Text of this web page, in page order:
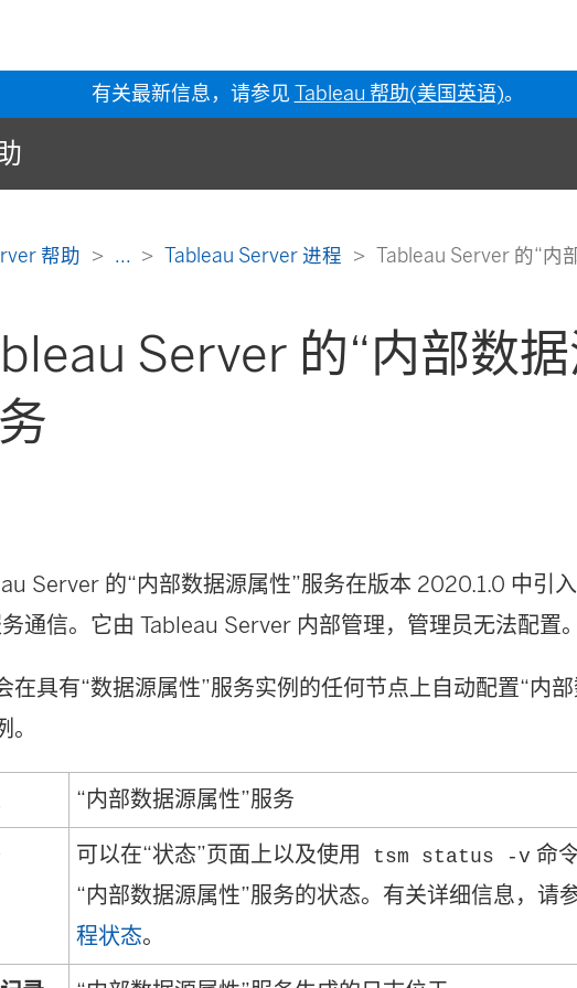
有关最新信息，请参见 Tableau 帮助(美国英语)。
帮助 ... Tableau Server 进程 Tableau Server 的“内
Server 的“内部数
Server 的“内部数据源属性”服务在版本 2020.1.0 中引
通信。它由 Tableau Server 内部管理，管理员无法配置
在具有“数据源属性”服务实例的任何节点上自动配置“内
。
“内部数据源属性”服务
可以在“状态”页面上以及使用 tsm status -v 命
“内部数据源属性”服务的状态。有关详细信息，请
程状态。